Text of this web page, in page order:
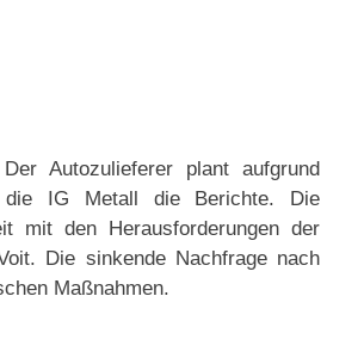
Autozulieferer plant aufgrund
die IG Metall die Berichte. Die
mit den Herausforderungen der
Die sinkende Nachfrage nach
Maßnahmen.